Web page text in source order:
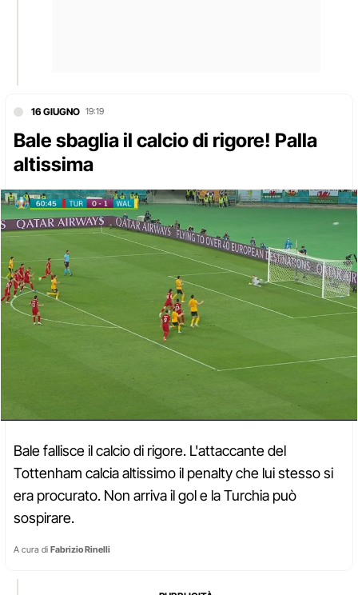
16 GIUGNO 19:19
Bale sbaglia il calcio di rigore! Palla
altissima
Bale fallisce il calcio di rigore. L'attaccante del
Tottenham calcia altissimo il penalty che lui stesso si
era procurato. Non arriva il gol e la Turchia può
sospirare.
A cura di Fabrizio Rinelli